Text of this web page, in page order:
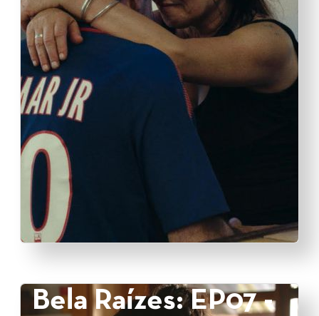
Bela Raízes: EP07 -